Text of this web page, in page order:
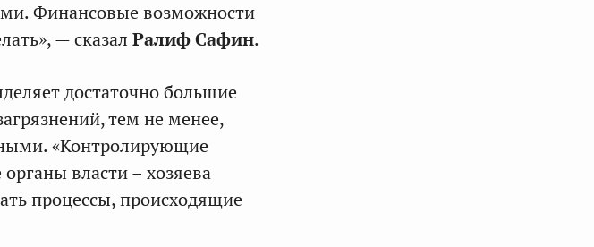
Финансовые возможности
— сказал Ралиф Сафин.
достаточно большие
тем не менее,
«Контролирующие
власти – хозяева
процессы, происходящие